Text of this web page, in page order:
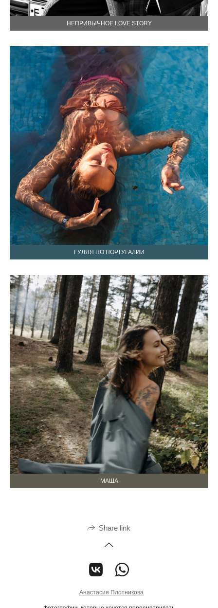
НЕПРИВЫЧНОЕ LOVE STORY
ГУЛЯЯ ПО ПОРТУГАЛИИ
МАША
Share link
Анастасия Плотникова